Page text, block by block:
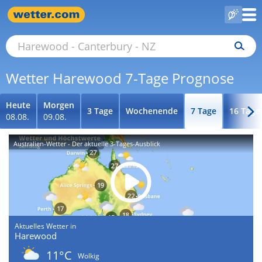
Wetter Harewood 7-Tage Prognose
Heute
08.08.
Morgen
09.08.
3 Tage Wochenende 7 Tage 16 Tage
Australien-Wetter - Der aktuelle 3-Tages-Ausblick
Aktuelles Wetter in
Harewood
11°C
Wolkig